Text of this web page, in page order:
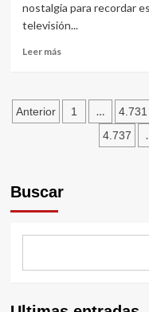
tras
someterse
Caracas
nostalgia para recordar
televisión...
Leer másLeer
el
en
el
Paginación
Anterior 1 … 4.731
4.737
Buscar